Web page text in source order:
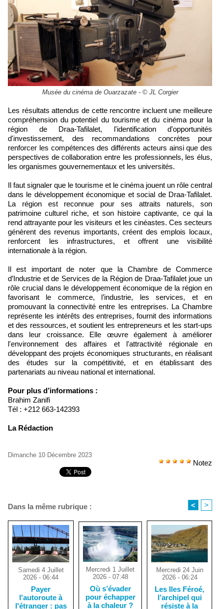
Musée du cinéma de Ouarzazate - © JL Corgier
Les résultats attendus de cette rencontre incluent une meilleure
compréhension du potentiel du tourisme et du cinéma pour la
région de Draa-Tafilalet, l'identification d'opportunités
d'investissement, des recommandations concrètes pour
renforcer les compétences des différents acteurs ainsi que des
perspectives de collaboration entre les professionnels, les élus,
les organismes gouvernementaux et les universités.
Il faut signaler que le tourisme et le cinéma jouent un rôle central
dans le développement économique et social de Draa-Tafilalet.
La région est reconnue pour ses attraits naturels, son
patrimoine culturel riche, et son histoire captivante, ce qui la
rend attrayante pour les visiteurs et les cinéastes. Ces secteurs
génèrent des revenus importants, créent des emplois locaux,
renforcent les infrastructures, et offrent une visibilité
internationale à la région.
Il est important de noter que la Chambre de Commerce
d’Industrie et de Services de la Région de Draa-Tafilalet joue un
rôle crucial dans le développement économique de la région en
favorisant le commerce, l’industrie, les services, et en
promouvant la connectivité entre les entreprises. La Chambre
représente les intérêts des entreprises, fournit des informations
et des ressources, et soutient les entrepreneurs et les start-ups
dans leur croissance. Elle œuvre également à améliorer
l'environnement des affaires et l'attractivité régionale en
développant des projets économiques structurants, en réalisant
des études sur la compétitivité, et en établissant des
partenariats au niveau national et international.
Pour plus d’informations :
Brahim Zanifi
Tél : +212 663-142393
La Rédaction
Dimanche 10 Décembre 2023
Notez
Dans la même rubrique : < >
Samedi 4 Juillet
2026 - 06:44
Payer
l'autoroute à
l'étranger : pas
Mercredi 1 Juillet
2026 - 07:48
Où s’évader
pour échapper
à la chaleur ?
Mercredi 24 Juin
2026 - 06:24
Les Iles Féroé,
l’archipel qui
résiste à la